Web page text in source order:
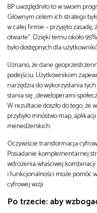
BP uwzględniło to w swoim
Głównym celem ich strategii
w całej firmie – przyjęto
otwarte”. Dzięki temu około
było dostępnych dla
Uznano, że dane
podejściu. Użytkownikom
narzędzia do wykorzystania
stania się „deweloperami
W rezultacie doszło do tego, że
przybyło mnóstwo map,
menedżerskich.
Oczywiście transformacja
Posiadanie komplementarnej
wdrożenia właściwej
i funkcjonalności może pomóc
cyfrowej wizji.
Po trzecie: aby